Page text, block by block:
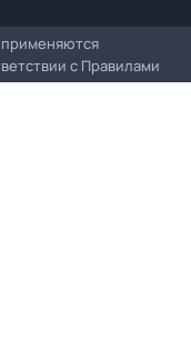
с Правилами